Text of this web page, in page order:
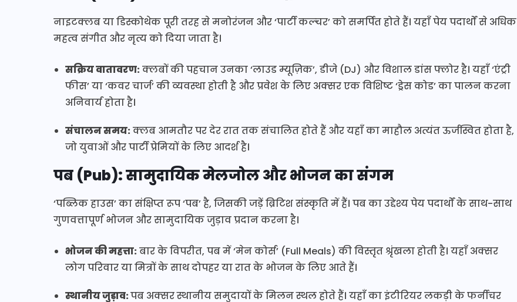
नाइटक्लब या डिस्कोथेक पूरी तरह से मनोरंजन और ‘पार्टी कल्चर’ को समर्पित होते हैं। यहाँ पेय पदार्थों से अधिक
महत्व संगीत और नृत्य को दिया जाता है।
सक्रिय वातावरण:क्लबों की पहचान उनका ‘लाउड म्यूज़िक’, डीजे (DJ) और विशाल डांस फ्लोर है। यहाँ ‘एंट्री
फीस’ या ‘कवर चार्ज’ की व्यवस्था होती है और प्रवेश के लिए अक्सर एक विशिष्ट ‘ड्रेस कोड’ का पालन करना
अनिवार्य होता है।
संचालन समय:क्लब आमतौर पर देर रात तक संचालित होते हैं और यहाँ का माहौल अत्यंत ऊर्जस्वित होता है,
जो युवाओं और पार्टी प्रेमियों के लिए आदर्श है।
पब (Pub): सामुदायिक मेलजोल और भोजन का संगम
‘पब्लिक हाउस’ का संक्षिप्त रूप ‘पब’ है, जिसकी जड़ें ब्रिटिश संस्कृति में हैं। पब का उद्देश्य पेय पदार्थों के साथ-साथ
गुणवत्तापूर्ण भोजन और सामुदायिक जुड़ाव प्रदान करना है।
भोजन की महत्ता:बार के विपरीत, पब में ‘मेन कोर्स’ (Full Meals) की विस्तृत श्रृंखला होती है। यहाँ अक्सर
लोग परिवार या मित्रों के साथ दोपहर या रात के भोजन के लिए आते हैं।
स्थानीय जुड़ाव:पब अक्सर स्थानीय समुदायों के मिलन स्थल होते हैं। यहाँ का इंटीरियर लकड़ी के फर्नीचर